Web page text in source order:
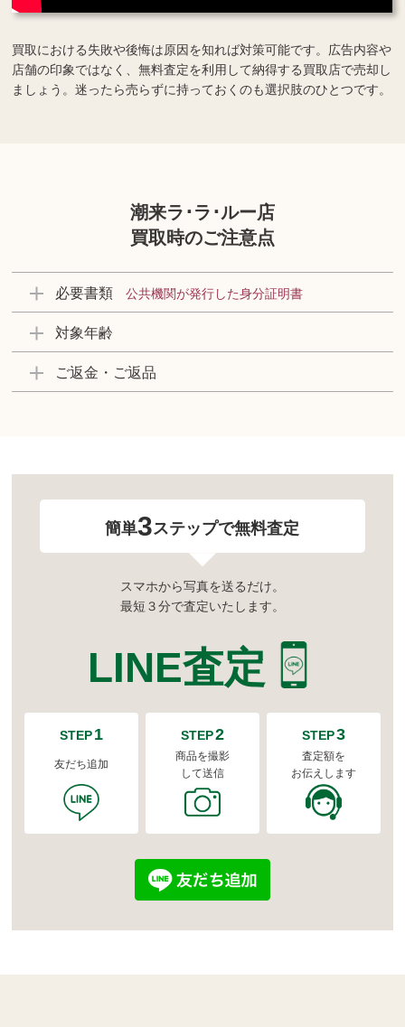
買取における失敗や後悔は原因を知れば対策可能です。広告内容や
店舗の印象ではなく、無料査定を利用して納得する買取店で売却し
ましょう。迷ったら売らずに持っておくのも選択肢のひとつです。
潮来ラ･ラ･ルー店
買取時のご注意点
必要書類 公共機関が発行した身分証明書
対象年齢
ご返金・ご返品
簡単3ステップで無料査定
スマホから写真を送るだけ。
最短３分で査定いたします。
LINE査定
STEP1
友だち追加
STEP2
商品を撮影
して送信
STEP3
査定額を
お伝えします